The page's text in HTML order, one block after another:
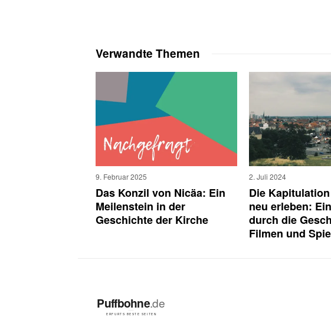
Verwandte Themen
9. Februar 2025
Das Konzil von Nicäa: Ein
Meilenstein in der
Geschichte der Kirche
2. Juli 2024
Die
neu erleben:
durch die
Filmen und